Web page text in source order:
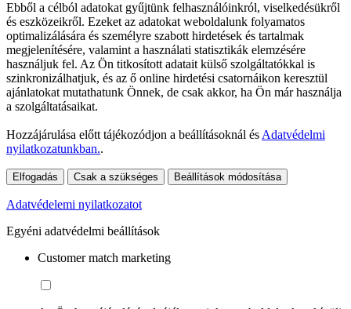
Ebből a célból adatokat gyűjtünk felhasználóinkról, viselkedésükről
és eszközeikről. Ezeket az adatokat weboldalunk folyamatos
optimalizálására és személyre szabott hirdetések és tartalmak
megjelenítésére, valamint a használati statisztikák elemzésére
használjuk fel. Az Ön titkosított adatait külső szolgáltatókkal is
szinkronizálhatjuk, és az ő online hirdetési csatornáikon keresztül
ajánlatokat mutathatunk Önnek, de csak akkor, ha Ön már használja
a szolgáltatásaikat.
Hozzájárulása előtt tájékozódjon a beállításoknál ésAdatvédelmi
nyilatkozatunkban..
Elfogadás Csak a szükséges Beállítások módosítása
Adatvédelemi nyilatkozatot
Egyéni adatvédelmi beállítások
Customer match marketing